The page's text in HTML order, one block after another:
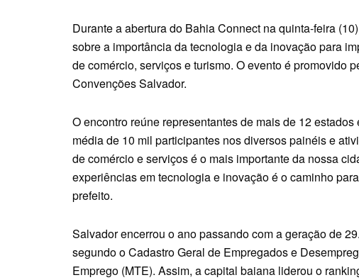
Durante a abertura do Bahia Connect na quinta-feira
sobre a importância da tecnologia e da inovação para
de comércio, serviços e turismo. O evento é promovido
Convenções Salvador.
O encontro reúne representantes de mais de 12
média de 10 mil participantes nos diversos painéis e
de comércio e serviços é o mais importante da nossa
experiências em tecnologia e inovação é o caminho
prefeito.
Salvador encerrou o ano passando com a geração de
segundo o Cadastro Geral de Empregados e
Emprego (MTE). Assim, a capital baiana liderou o